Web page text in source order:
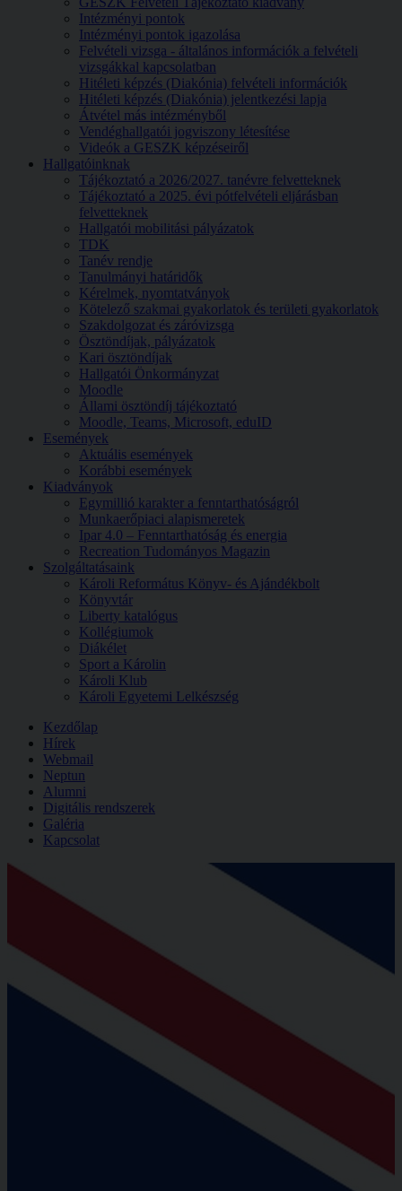
Intézményi pontok
Intézményi pontok igazolása
Felvételi vizsga - általános információk a felvételi
vizsgákkal kapcsolatban
Hitéleti képzés (Diakónia) felvételi információk
Hitéleti képzés (Diakónia) jelentkezési lapja
Átvétel más intézményből
Vendéghallgatói jogviszony létesítése
Videók a GESZK képzéseiről
Hallgatóinknak
Tájékoztató a 2026/2027. tanévre felvetteknek
Tájékoztató a 2025. évi pótfelvételi eljárásban
felvetteknek
Hallgatói mobilitási pályázatok
TDK
Tanév rendje
Tanulmányi határidők
Kérelmek, nyomtatványok
Kötelező szakmai gyakorlatok és területi gyakorlatok
Szakdolgozat és záróvizsga
Ösztöndíjak, pályázatok
Kari ösztöndíjak
Hallgatói Önkormányzat
Moodle
Állami ösztöndíj tájékoztató
Moodle, Teams, Microsoft, eduID
Események
Aktuális események
Korábbi események
Kiadványok
Egymillió karakter a fenntarthatóságról
Munkaerőpiaci alapismeretek
Ipar 4.0 – Fenntarthatóság és energia
Recreation Tudományos Magazin
Szolgáltatásaink
Károli Református Könyv- és Ajándékbolt
Könyvtár
Liberty katalógus
Kollégiumok
Diákélet
Sport a Károlin
Károli Klub
Károli Egyetemi Lelkészség
Kezdőlap
Hírek
Webmail
Neptun
Alumni
Digitális rendszerek
Galéria
Kapcsolat